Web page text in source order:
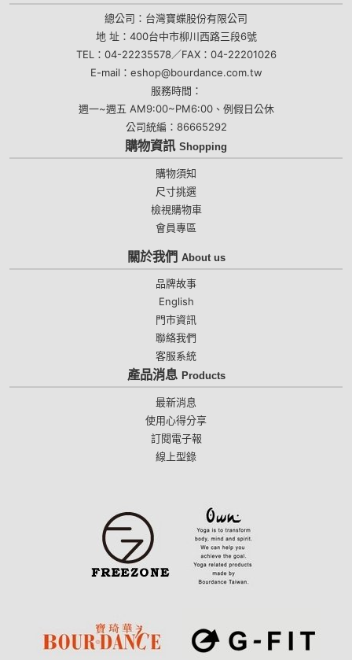
總公司：台灣寶蝶股份有限公司
地 址：400台中市柳川西路三段6號
TEL：04-22235578／FAX：04-22201026
E-mail：eshop@bourdance.com.tw
服務時間：
週一~週五 AM9:00~PM6:00、例假日公休
公司統編：86665292
購物資訊 Shopping
購物須知
尺寸挑選
檢視購物車
會員專區
關於我們 About us
品牌故事
English
門市資訊
聯絡我們
客服系統
產品消息 Products
最新消息
使用心得分享
訂閱電子報
線上型錄